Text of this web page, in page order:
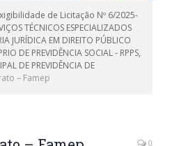
de Licitação Nº 6/2025-
TÉCNICOS ESPECIALIZADOS
JURÍDICA EM DIREITO PÚBLICO
DE PREVIDÊNCIA SOCIAL - RPPS,
DE PREVIDÊNCIA DE
– Famep
0